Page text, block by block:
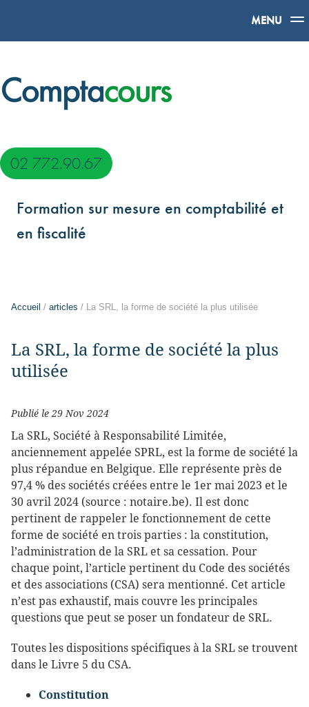
02 772.90.67
Formation sur mesure en comptabilité et
en fiscalité
MENU
Accueil / articles / La SRL, la forme de société la plus utilisée
La SRL, la forme de société la plus
utilisée
Publié le 29 Nov 2024
La SRL, Société à Responsabilité Limitée,
anciennement appelée SPRL, est la forme de société la
plus répandue en Belgique. Elle représente près de
97,4 % des sociétés créées entre le 1er mai 2023 et le
30 avril 2024 (source : notaire.be). Il est donc
pertinent de rappeler le fonctionnement de cette
forme de société en trois parties : la constitution,
l’administration de la SRL et sa cessation. Pour
chaque point, l’article pertinent du Code des sociétés
et des associations (CSA) sera mentionné. Cet article
n’est pas exhaustif, mais couvre les principales
questions que peut se poser un fondateur de SRL.
Toutes les dispositions spécifiques à la SRL se trouvent
dans le Livre 5 du CSA.
Constitution